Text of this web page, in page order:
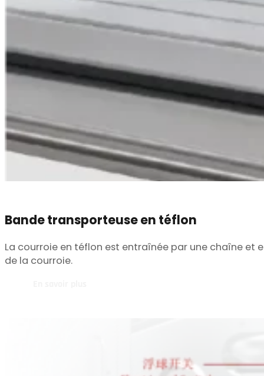
Bande transporteuse en téflon
La courroie en téflon est entraînée par une chaîne et
de la courroie.